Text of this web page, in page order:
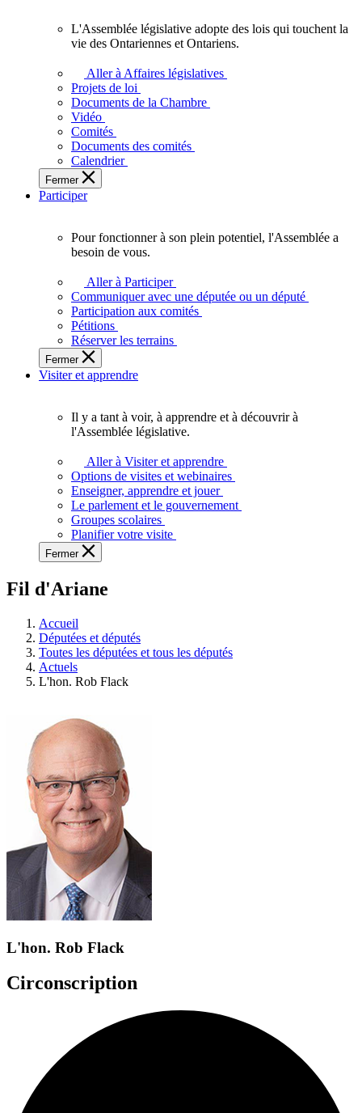
l'Ontario.
L'Assemblée
adopte
touchent
des
Ontariennes
et
L'Assemblée législative adopte des lois qui touchent la
vie des Ontariennes et Ontariens.
Aller à Affaires législatives
Projets de loi
Documents de la Chambre
Vidéo
Comités
Documents des comités
Calendrier
Fermer
Participer
plein
potentiel,
l'Assemblée
a
besoin
de
Pour fonctionner à son plein potentiel, l'Assemblée a
besoin de vous.
Aller à Participer
Communiquer avec une députée ou un député
Participation aux comités
Pétitions
Réserver les terrains
Fermer
Visiter et apprendre
voir,
apprendre
et
à
à
législative.
Il y a tant à voir, à apprendre et à découvrir à
l'Assemblée législative.
Aller à Visiter et apprendre
Options de visites et webinaires
Enseigner, apprendre et jouer
Le parlement et le gouvernement
Groupes scolaires
Planifier votre visite
Fermer
Fil d'Ariane
Accueil
Députées et députés
Toutes les députées et tous les députés
Actuels
L'hon. Rob Flack
L'hon. Rob Flack
Circonscription